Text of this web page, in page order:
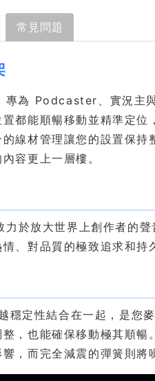
常見問題
為 Podcaster、實況主
都能順暢移動並精準定
線材管理讓您的設置保
容更上一層樓。
於放大世界上創作者的
、對品質的極致追求和持
穩定性結合在一起，是您
，也能確保移動極其順
，而完全減震的彈簧則將